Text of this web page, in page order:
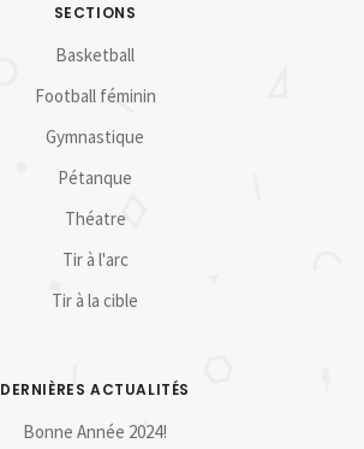
SECTIONS
Basketball
Football féminin
Gymnastique
Pétanque
Théatre
Tir à l'arc
Tir à la cible
DERNIÈRES ACTUALITÉS
Bonne Année 2024!